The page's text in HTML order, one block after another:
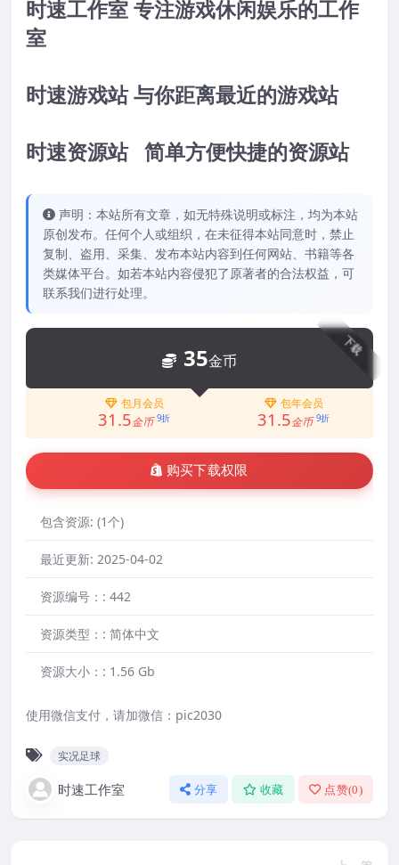
时速工作室 专注游戏休闲娱乐的工作
室
时速游戏站 与你距离最近的游戏站
时速资源站 简单方便快捷的资源站
声明：本站所有文章，如无特殊说明或标注，均为本站
原创发布。任何个人或组织，在未征得本站同意时，禁止
复制、盗用、采集、发布本站内容到任何网站、书籍等各
类媒体平台。如若本站内容侵犯了原著者的合法权益，可
联系我们进行处理。
下载
35金币
包月会员
31.5金币 9折
包年会员
31.5金币 9折
购买下载权限
包含资源: (1个)
最近更新: 2025-04-02
资源编号：: 442
资源类型：: 简体中文
资源大小：: 1.56 Gb
使用微信支付，请加微信：pic2030
实况足球
时速工作室 分享 收藏 点赞(0)